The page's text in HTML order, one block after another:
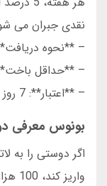
نقدی جبران می
– **نحوه
– **حداقل باخت**: 1 میلیون تومان در
– **اعتبار**: 7 روز پس از واریز
بونوس معرفی